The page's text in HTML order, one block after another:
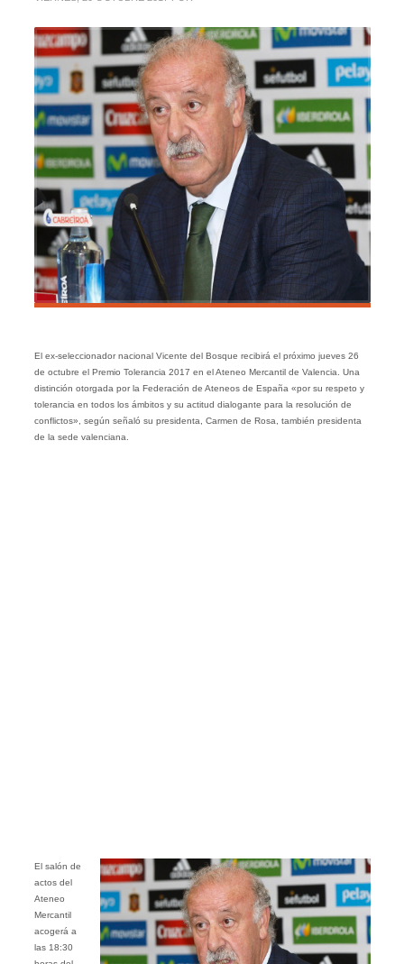
El ex-seleccionador nacional Vicente del Bosque recibirá el próximo jueves 26
de octubre el Premio Tolerancia 2017 en el Ateneo Mercantil de Valencia. Una
distinción otorgada por la Federación de Ateneos de España «por su respeto y
tolerancia en todos los ámbitos y su actitud dialogante para la resolución de
conflictos», según señaló su presidenta, Carmen de Rosa, también presidenta
de la sede valenciana.
El salón de
actos del
Ateneo
Mercantil
acogerá a
las 18:30